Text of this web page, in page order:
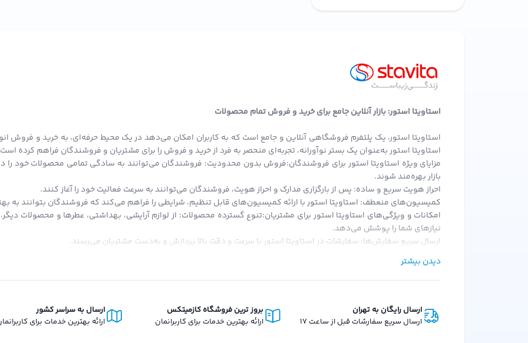
لوازم خانگی برقی
زیبایی و سلامت
ورزش و سفر
ابزار آلات و تجهیزات
خودرو و موتورسیکلت
محصولات بومی و محلی
کارت هدیه
فیلیپس
هیدرودرم
مای
نمایش برندهای بیشتر
استاویتا استور: بازار آنلاین جامع برای خرید و فروش تمام محصولات
استاویتا استور، یک پلتفرم فروشگاهی آنلاین و جامع است که به کاربران امکان می‌دهد در یک محیط حرفه‌ای، به خرید و فروش
استاویتا استور به‌عنوان یک بستر نوآورانه، تجربه‌ای منحصر به فرد از خرید و فروش را برای مشتریان و فروشندگان فراهم کرده
مزایای ویژه استاویتا استور برای فروشندگان:فروش بدون محدودیت: فروشندگان می‌توانند به سادگی تمامی محصولات خود را در
بازار بهره‌مند شوند.
احراز هویت سریع و ساده: پس از بارگزاری مدارک و احراز هویت، فروشندگان می‌توانند به سرعت فعالیت خود را آغاز کنند.
کمیسیون‌های منعطف: استاویتا استور با ارائه کمیسیون‌های قابل تنظیم، شرایطی را فراهم می‌کند که فروشندگان بتوانند به
امکانات و ویژگی‌های استاویتا استور برای مشتریان:تنوع گسترده محصولات: از لوازم آرایشی، بهداشتی، عطرها و محصولات
نیازهای شما را پوشش می‌دهد.
ارسال سریع سفارش‌ها: سفارشات در استاویتا استور با سرعت و دقت بالا پردازش و به‌دست مشتریان می‌رسند.
هدیه در کیف پول: با هر خرید از استاویتا استور، هدیه‌ای به صورت اعتبار به کیف پول دیجیتال شما اضافه می‌شود که می‌توانید
رویکرد استاویتا استور:استاویتا استور با هدف حذف انحصار در حوزه فروش دیجیتال و فیزیکی، تلاش می‌کند تا بستری برابر و
دیدن بیشتر
ارسال رایگان به تهران
ارسال سریع سفارشات قبل از ساعت 17
بروز ترین فروشگاه کازمیتکس
ارائه بهترین خدمات برای کاربرانمان
ارسال به سراسر کشور
ارائه بهترین خدمات برای